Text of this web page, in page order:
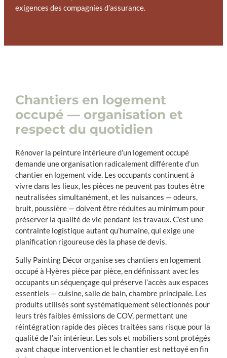
exigences des compagnies d’assurance.
Chantiers en logement
occupé — organisation et
respect du quotidien
Rénover la peinture intérieure d’un logement occupé
demande une organisation radicalement différente d’un
chantier en logement vide. Les occupants continuent à
vivre dans les lieux, les pièces ne peuvent pas toutes être
neutralisées simultanément, et les nuisances — odeurs,
bruit, poussière — doivent être réduites au minimum pour
préserver la qualité de vie pendant les travaux. C’est une
contrainte logistique autant qu’humaine, qui exige une
planification rigoureuse dès la phase de devis.
Sully Painting Décor organise ses chantiers en logement
occupé à Hyères pièce par pièce, en définissant avec les
occupants un séquençage qui préserve l’accès aux espaces
essentiels — cuisine, salle de bain, chambre principale. Les
produits utilisés sont systématiquement sélectionnés pour
leurs très faibles émissions de COV, permettant une
réintégration rapide des pièces traitées sans risque pour la
qualité de l’air intérieur. Les sols et mobiliers sont protégés
avant chaque intervention et le chantier est nettoyé en fin